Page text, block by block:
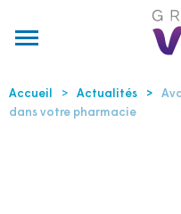
Accueil Actualités
dans votre pharmacie